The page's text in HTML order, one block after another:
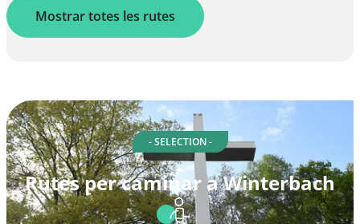
Mostrar totes les rutes
- SELECTION -
Rutes per caminar a Winterbach